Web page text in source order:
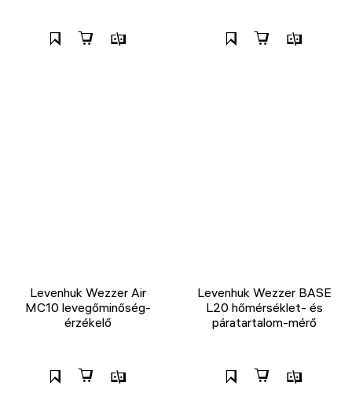
Levenhuk Wezzer Air
MC10 levegőminőség-
érzékelő
Levenhuk Wezzer BASE
L20 hőmérséklet- és
páratartalom-mérő